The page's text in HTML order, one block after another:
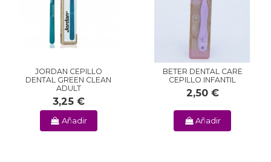
JORDAN CEPILLO
DENTAL GREEN CLEAN
ADULT
3,25 €
Añadir
BETER DENTAL CARE
CEPILLO INFANTIL
2,50 €
Añadir